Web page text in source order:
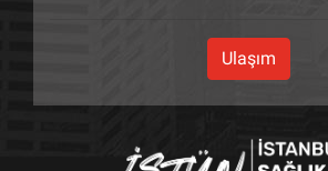
Ulaşım